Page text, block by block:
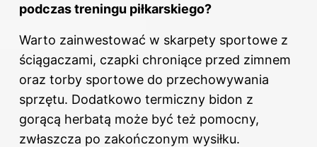
podczas treningu piłkarskiego?
Warto zainwestować w skarpety sportowe z
ściągaczami, czapki chroniące przed zimnem
oraz torby sportowe do przechowywania
sprzętu. Dodatkowo termiczny bidon z
gorącą herbatą może być też pomocny,
zwłaszcza po zakończonym wysiłku.